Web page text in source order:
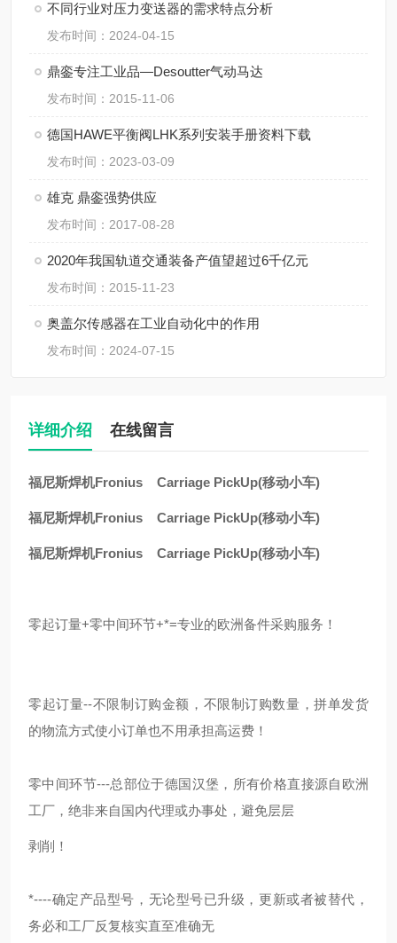
不同行业对压力变送器的需求特点分析
发布时间：2024-04-15
鼎銮专注工业品—Desoutter气动马达
发布时间：2015-11-06
德国HAWE平衡阀LHK系列安装手册资料下载
发布时间：2023-03-09
雄克 鼎銮强势供应
发布时间：2017-08-28
2020年我国轨道交通装备产值望超过6千亿元
发布时间：2015-11-23
奥盖尔传感器在工业自动化中的作用
发布时间：2024-07-15
详细介绍 在线留言
福尼斯焊机Fronius Carriage PickUp(移动小车)
福尼斯焊机Fronius Carriage PickUp(移动小车)
福尼斯焊机Fronius Carriage PickUp(移动小车)
零起订量+零中间环节+*=专业的欧洲备件采购服务！
零起订量--不限制订购金额，不限制订购数量，拼单发货
的物流方式使小订单也不用承担高运费！
零中间环节---总部位于德国汉堡，所有价格直接源自欧洲
工厂，绝非来自国内代理或办事处，避免层层
剥削！
*----确定产品型号，无论型号已升级，更新或者被替代，
务必和工厂反复核实直至准确无